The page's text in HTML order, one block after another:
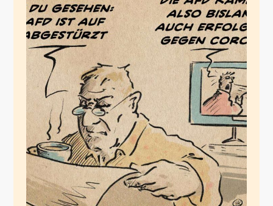
Coronaopfer AfD
März 21, 2020